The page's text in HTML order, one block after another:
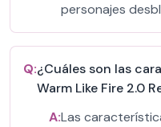
personajes
Q:¿Cuáles son las
Warm Like Fire 2.0
A:Las